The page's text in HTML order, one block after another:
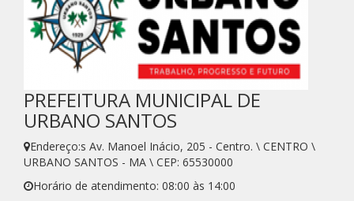
PREFEITURA MUNICIPAL DE
URBANO SANTOS
Endereço:s Av. Manoel Inácio, 205 - Centro. \ CENTRO \
URBANO SANTOS - MA \ CEP: 65530000
Horário de atendimento: 08:00 às 14:00